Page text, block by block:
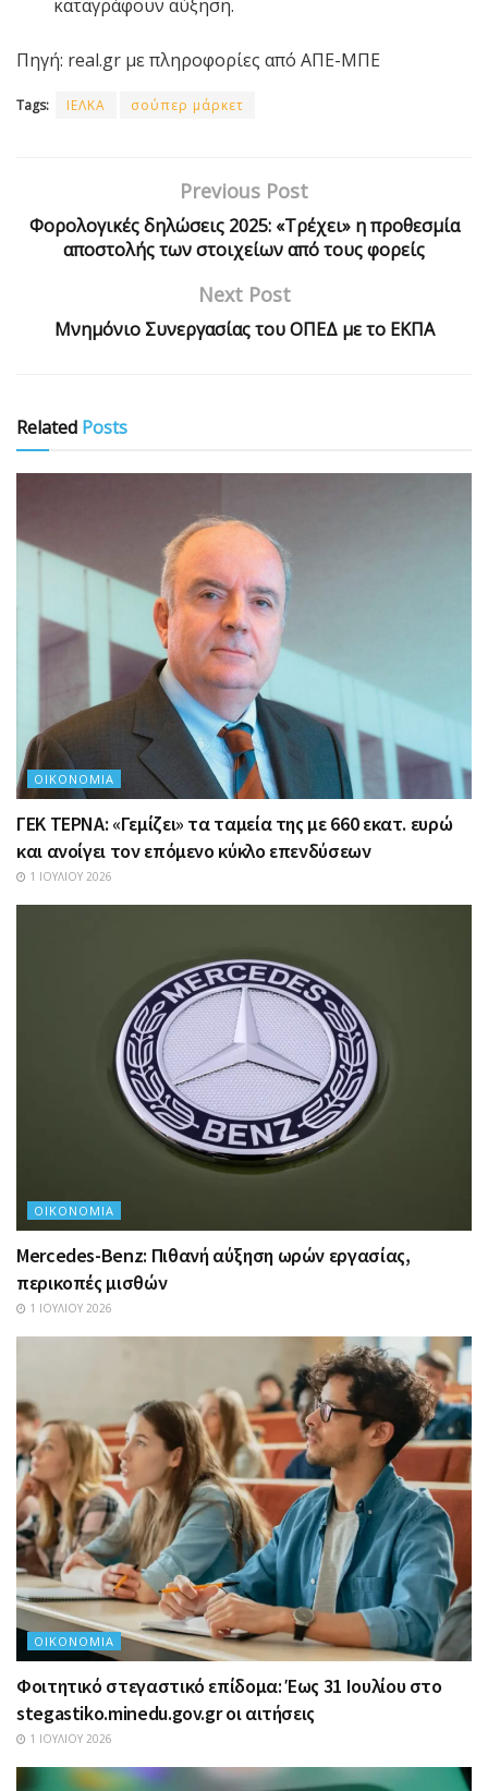
καταγράφουν αύξηση.
Πηγή: real.gr με πληροφορίες από ΑΠΕ-ΜΠΕ
Tags: ΙΕΛΚΑ σούπερ μάρκετ
Previous Post
Φορολογικές δηλώσεις 2025: «Τρέχει» η προθεσμία
αποστολής των στοιχείων από τους φορείς
Next Post
Μνημόνιο Συνεργασίας του ΟΠΕΔ με το ΕΚΠΑ
Related Posts
ΟΙΚΟΝΟΜΊΑ
ΓΕΚ ΤΕΡΝΑ: «Γεμίζει» τα ταμεία της με 660 εκατ. ευρώ
και ανοίγει τον επόμενο κύκλο επενδύσεων
1 ΙΟΥΛΊΟΥ 2026
ΟΙΚΟΝΟΜΊΑ
Mercedes-Benz: Πιθανή αύξηση ωρών εργασίας,
περικοπές μισθών
1 ΙΟΥΛΊΟΥ 2026
ΟΙΚΟΝΟΜΊΑ
Φοιτητικό στεγαστικό επίδομα: Έως 31 Ιουλίου στο
stegastiko.minedu.gov.gr οι αιτήσεις
1 ΙΟΥΛΊΟΥ 2026